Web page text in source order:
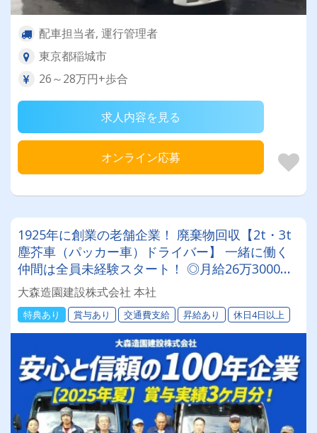
配車担当者, 運行管理者
東京都稲城市
26～28万円+歩合
求人内容を見る
オンライン応募
1925年に創業の老舗企業！ 廃棄物回収【2t・3t
塵芥車（パッカー車）ドライバー】 一緒に働く
仲間は全員未経験スタート！ ◎月給26万3000円
～32万3000円◎日曜日休み◎夏季・年末年始休
暇あり◎1人1台専属車両あり◎性別問わず大歓迎
いまなら入社祝い金30万円支給！！！
大森造園建設株式会社 本社
特典あり 賞与あり 交通費支給 昇給あり 休日4日以上